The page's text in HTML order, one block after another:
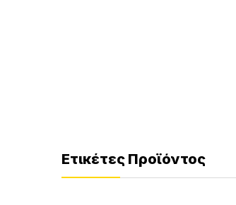
Ετικέτες Προϊόντος